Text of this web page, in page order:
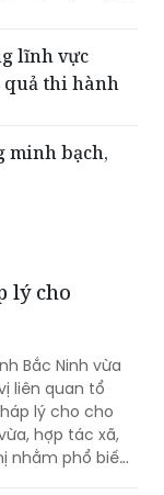
lĩnh vực
quả thi hành
minh bạch,
lý cho
Bắc Ninh vừa
liên quan tổ
lý cho cho
hợp tác xã,
nhằm phổ biến